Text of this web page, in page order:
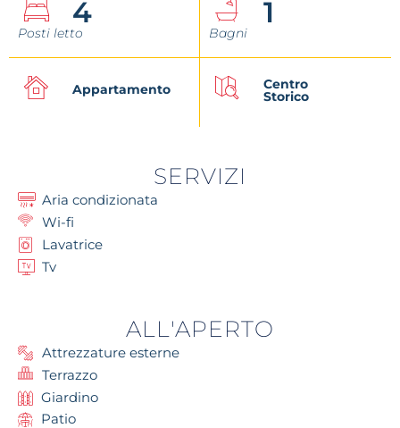
4
Posti letto
1
Bagni
Appartamento Centro
Storico
SERVIZI
Aria condizionata
Wi-fi
Lavatrice
Tv
ALL'APERTO
Attrezzature esterne
Terrazzo
Giardino
Patio